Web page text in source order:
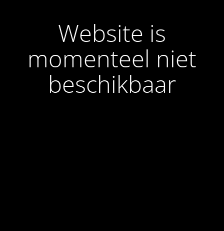
Website is
momenteel niet
beschikbaar